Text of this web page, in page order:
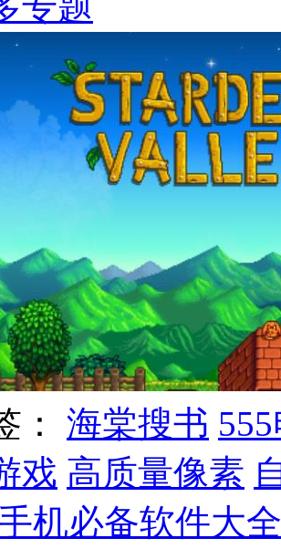
： 海棠搜书
戏 高质量像素
机必备软件大全